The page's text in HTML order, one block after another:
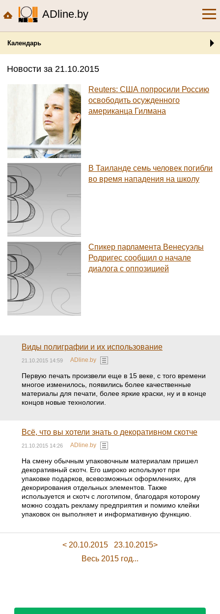
ADline.by
Календарь
Новости за 21.10.2015
Reuters: США попросили Россию
освободить осужденного
американца Гилмана
В Таиланде семь человек погибли
во время нападения на школу
Спикер парламента Венесуэлы
Родригес сообщил о начале
диалога с оппозицией
Виды полиграфии и их использование
21.10.2015 14:59 ADline.by
Первую печать произвели еще в 15 веке, с того времени
многое изменилось, появились более качественные
материалы для печати, более яркие краски, ну и в конце
концов новые технологии.
Всё, что вы хотели знать о декоративном скотче
21.10.2015 14:26 ADline.by
На смену обычным упаковочным материалам пришел
декоративный скотч. Его широко используют при
упаковке подарков, всевозможных оформлениях, для
декорирования отдельных элементов. Также
используется и скотч с логотипом, благодаря которому
можно создать рекламу предприятия и помимо клейки
упаковок он выполняет и информативную функцию.
< 20.10.2015
23.10.2015>
Весь 2015 год...